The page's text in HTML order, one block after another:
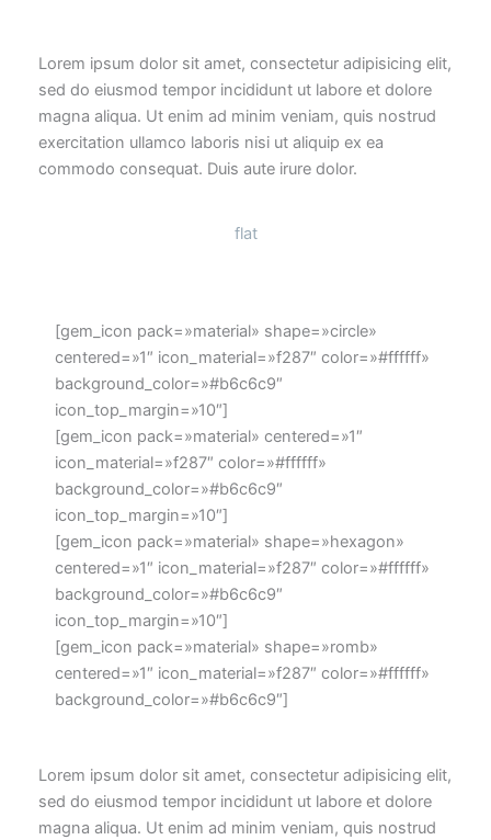
Lorem ipsum dolor sit amet, consectetur adipisicing elit,
sed do eiusmod tempor incididunt ut labore et dolore
magna aliqua. Ut enim ad minim veniam, quis nostrud
exercitation ullamco laboris nisi ut aliquip ex ea
commodo consequat. Duis aute irure dolor.
flat
[gem_icon pack=»material» shape=»circle»
centered=»1″ icon_material=»f287″ color=»#ffffff»
background_color=»#b6c6c9″
icon_top_margin=»10″]
[gem_icon pack=»material» centered=»1″
icon_material=»f287″ color=»#ffffff»
background_color=»#b6c6c9″
icon_top_margin=»10″]
[gem_icon pack=»material» shape=»hexagon»
centered=»1″ icon_material=»f287″ color=»#ffffff»
background_color=»#b6c6c9″
icon_top_margin=»10″]
[gem_icon pack=»material» shape=»romb»
centered=»1″ icon_material=»f287″ color=»#ffffff»
background_color=»#b6c6c9″]
Lorem ipsum dolor sit amet, consectetur adipisicing elit,
sed do eiusmod tempor incididunt ut labore et dolore
magna aliqua. Ut enim ad minim veniam, quis nostrud